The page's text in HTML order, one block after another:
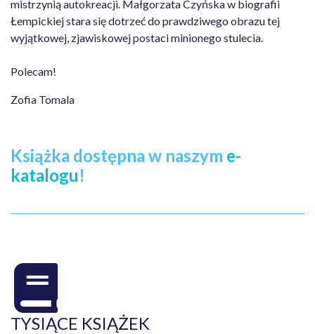
mistrzynią autokreacji. Małgorzata Czyńska w biografii
Łempickiej stara się dotrzeć do prawdziwego obrazu tej
wyjątkowej, zjawiskowej postaci minionego stulecia.
Polecam!
Zofia Tomala
Książka dostępna w naszym e-
katalogu!
TYSIĄCE KSIĄŻEK